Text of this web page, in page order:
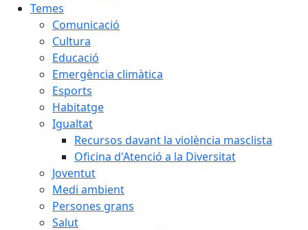
Temes
Comunicació
Cultura
Educació
Emergència climàtica
Esports
Habitatge
Igualtat
Recursos davant la violència masclista
Oficina d'Atenció a la Diversitat
Joventut
Medi ambient
Persones grans
Salut